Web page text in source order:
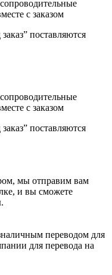
с заказом
поставляются
с заказом
поставляются
мы отправим вам
и вы сможете
переводом для
для перевода на